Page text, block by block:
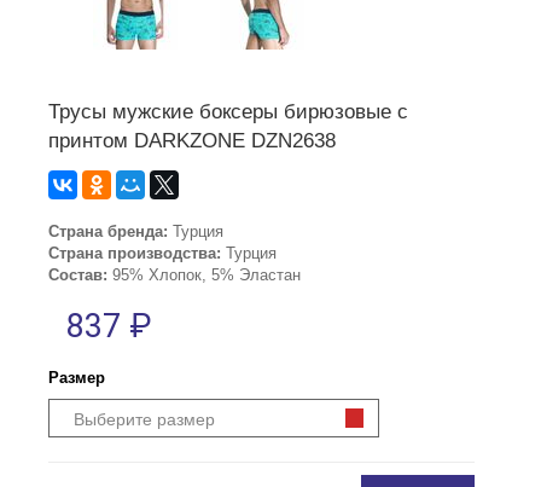
Трусы мужские боксеры бирюзовые с
принтом DARKZONE DZN2638
Страна бренда: Турция
Страна производства: Турция
Состав: 95% Хлопок, 5% Эластан
837 ₽
Размер
Выберите размер